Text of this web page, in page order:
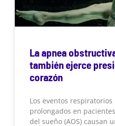
La apnea
también ejerce
corazón
Los eventos
prolongados en
del sueño (AOS) causan